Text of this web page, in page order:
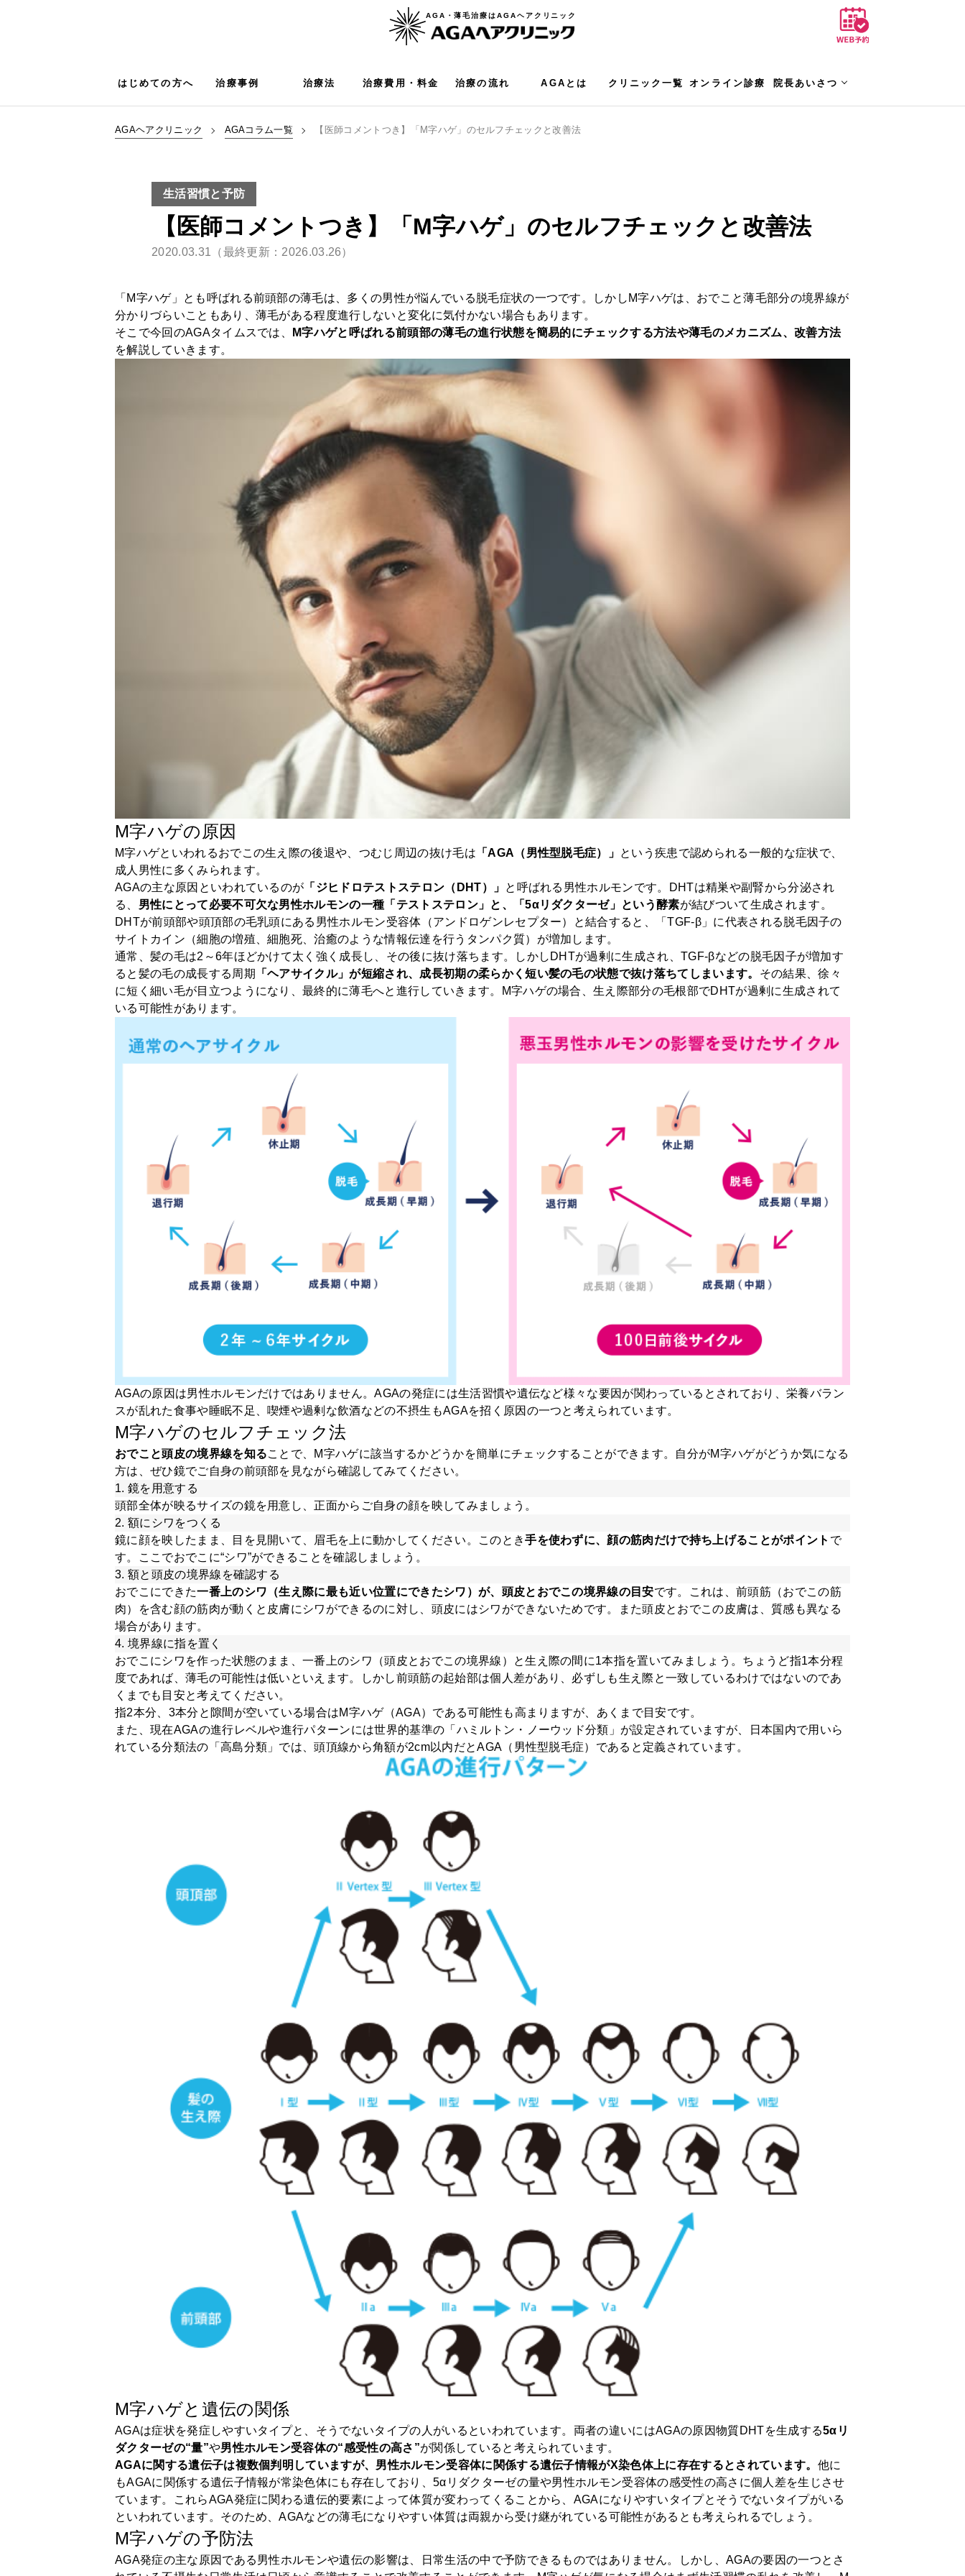
AGA・薄毛治療はAGAヘアクリニック
はじめての方へ 治療事例 治療法 治療費用・料金 治療の流れ AGAとは クリニック一覧 オンライン診療 院長あいさつ
AGAヘアクリニック AGAコラム一覧 【医師コメントつき】「M字ハゲ」のセルフチェックと改善法
生活習慣と予防
【医師コメントつき】「M字ハゲ」のセルフチェックと改善法
2020.03.31（最終更新：2026.03.26）
「M字ハゲ」とも呼ばれる前頭部の薄毛は、多くの男性が悩んでいる脱毛症状の一つです。しかしM字ハゲは、おでこと薄毛部分の境界線が
分かりづらいこともあり、薄毛がある程度進行しないと変化に気付かない場合もあります。
そこで今回のAGAタイムスでは、
M字ハゲと呼ばれる前頭部の薄毛の進行状態を簡易的にチェックする方法や薄毛のメカニズム、改善方法
を解説していきます。
M字ハゲの原因
M字ハゲといわれるおでこの生え際の後退や、つむじ周辺の抜け毛は 「AGA（男性型脱毛症）」 という疾患で認められる一般的な症状で、
成人男性に多くみられます。
AGAの主な原因といわれているのが 「ジヒドロテストステロン（DHT）」 と呼ばれる男性ホルモンです。DHTは精巣や副腎から分泌され
る、 男性にとって必要不可欠な男性ホルモンの一種「テストステロン」と、「5αリダクターゼ」という酵素が結びついて生成されます。
DHTが前頭部や頭頂部の毛乳頭にある男性ホルモン受容体（アンドロゲンレセプター）と結合すると、「TGF-β」に代表される脱毛因子の
サイトカイン（細胞の増殖、細胞死、治癒のような情報伝達を行うタンパク質）が増加します。
通常、髪の毛は2～6年ほどかけて太く強く成長し、その後に抜け落ちます。しかしDHTが過剰に生成され、TGF-βなどの脱毛因子が増加す
ると髪の毛の成長する周期
「ヘアサイクル」が短縮され、成長初期の柔らかく短い髪の毛の状態で抜け落ちてしまいます。 その結果、徐々
に短く細い毛が目立つようになり、最終的に薄毛へと進行していきます。M字ハゲの場合、生え際部分の毛根部でDHTが過剰に生成されて
いる可能性があります。
AGAの原因は男性ホルモンだけではありません。AGAの発症には生活習慣や遺伝など様々な要因が関わっているとされており、栄養バラン
スが乱れた食事や睡眠不足、喫煙や過剰な飲酒などの不摂生もAGAを招く原因の一つと考えられています。
M字ハゲのセルフチェック法
おでこと頭皮の境界線を知ることで、M字ハゲに該当するかどうかを簡単にチェックすることができます。自分がM字ハゲがどうか気になる
方は、ぜひ鏡でご自身の前頭部を見ながら確認してみてください。
1. 鏡を用意する
頭部全体が映るサイズの鏡を用意し、正面からご自身の顔を映してみましょう。
2. 額にシワをつくる
鏡に顔を映したまま、目を見開いて、眉毛を上に動かしてください。このとき手を使わずに、顔の筋肉だけで持ち上げることがポイント で
す。ここでおでこに“シワ”ができることを確認しましょう。
3. 額と頭皮の境界線を確認する
おでこにできた一番上のシワ（生え際に最も近い位置にできたシワ）が、頭皮とおでこの境界線の目安です。これは、前頭筋（おでこの筋
肉）を含む顔の筋肉が動くと皮膚にシワができるのに対し、頭皮にはシワができないためです。また頭皮とおでこの皮膚は、質感も異なる
場合があります。
4. 境界線に指を置く
おでこにシワを作った状態のまま、一番上のシワ（頭皮とおでこの境界線）と生え際の間に1本指を置いてみましょう。ちょうど指1本分程
度であれば、薄毛の可能性は低いといえます。しかし前頭筋の起始部は個人差があり、必ずしも生え際と一致しているわけではないのであ
くまでも目安と考えてください。
指2本分、3本分と隙間が空いている場合はM字ハゲ（AGA）である可能性も高まりますが、あくまで目安です。
また、現在AGAの進行レベルや進行パターンには世界的基準の「ハミルトン・ノーウッド分類」が設定されていますが、日本国内で用いら
れている分類法の「高島分類」では、頭頂線から角額が2cm以内だとAGA（男性型脱毛症）であると定義されています。
M字ハゲと遺伝の関係
AGAは症状を発症しやすいタイプと、そうでないタイプの人がいるといわれています。両者の違いにはAGAの原因物質DHTを生成する5αリ
ダクターゼの“量”や男性ホルモン受容体の“感受性の高さ”が関係していると考えられています。
AGAに関する遺伝子は複数個判明していますが、男性ホルモン受容体に関係する遺伝子情報がX染色体上に存在するとされています。 他に
もAGAに関係する遺伝子情報が常染色体にも存在しており、5αリダクターゼの量や男性ホルモン受容体の感受性の高さに個人差を生じさせ
ています。これらAGA発症に関わる遺伝的要素によって体質が変わってくることから、AGAになりやすいタイプとそうでないタイプがいる
といわれています。そのため、AGAなどの薄毛になりやすい体質は両親から受け継がれている可能性があるとも考えられるでしょう。
M字ハゲの予防法
AGA発症の主な原因である男性ホルモンや遺伝の影響は、日常生活の中で予防できるものではありません。しかし、AGAの要因の一つとさ